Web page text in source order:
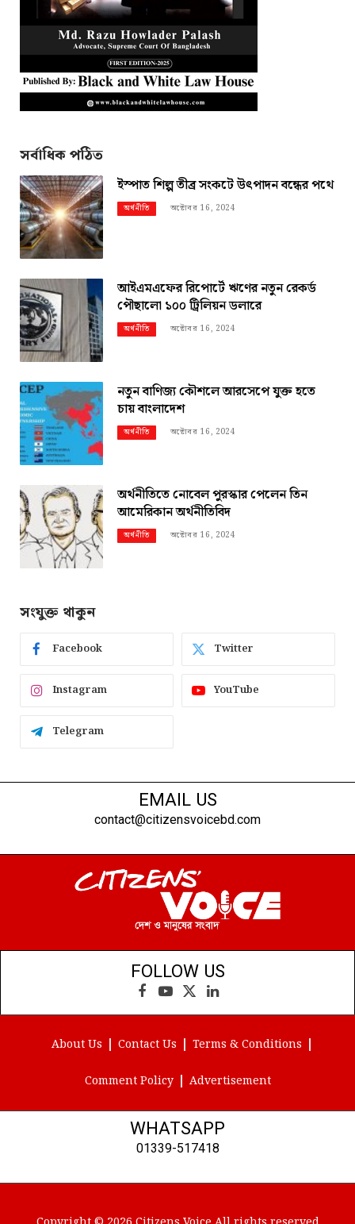
সর্বাধিক পঠিত
ইস্পাত শিল্প তীব্র সংকটে উৎপাদন বন্ধের পথে
অর্থনীতি অক্টোবর 16, 2024
আইএমএফের রিপোর্টে ঋণের নতুন রেকর্ড
পৌছালো ১০০ ট্রিলিয়ন ডলারে
অর্থনীতি অক্টোবর 16, 2024
নতুন বাণিজ্য কৌশলে আরসেপে যুক্ত হতে
চায় বাংলাদেশ
অর্থনীতি অক্টোবর 16, 2024
অর্থনীতিতে নোবেল পুরস্কার পেলেন তিন
আমেরিকান অর্থনীতিবিদ
অর্থনীতি অক্টোবর 16, 2024
সংযুক্ত থাকুন
Facebook Twitter
Instagram YouTube
Telegram
EMAIL US
contact@citizensvoicebd.com
FOLLOW US
Facebook
YouTube
X
(Twitter)
LinkedIn
About Us Contact Us Terms & Conditions
Comment Policy Advertisement
WHATSAPP
01339-517418